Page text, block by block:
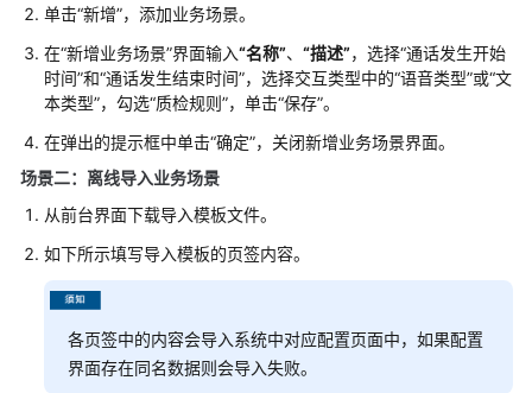
机
人
管
理
配
置
指
南
析
单击“新增”，添加业务场景。
在“新增业务场景”界面输入“名称”、 “描述”，选择“通话发生开始
时间”和“通话发生结束时间”，选择交互类型中的“语音类型”或“文
本类型”，勾选“质检规则”，单击“保存”。
在弹出的提示框中单击“确定”，关闭新增业务场景界面。
场景二：离线导入业务场景
从前台界面下载导入模板文件。
如下所示填写导入模板的页签内容。
各页签中的内容会导入系统中对应配置页面中，如果配置
界面存在同名数据则会导入失败。